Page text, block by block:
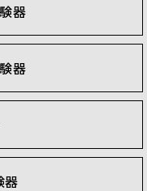
器
器
器